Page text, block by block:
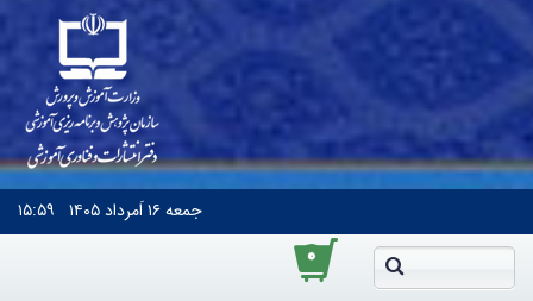
جمعه۱۶ اَمرداد ۱۴۰۵ ۱۵:۵۹
۰